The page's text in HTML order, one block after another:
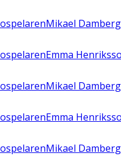
Mikael Damberg
Emma
Mikael Damberg
Emma
Mikael Damberg